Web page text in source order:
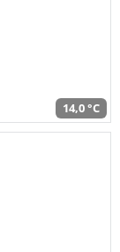
14,0 °C